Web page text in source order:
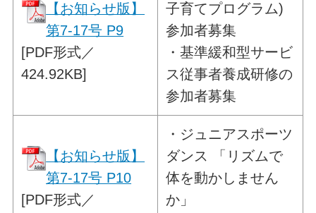
【お知らせ版】
第7-17号 P9
[PDF形式／
424.92KB]
子育てプログラム)
参加者募集
・基準緩和型サービ
ス従事者養成研修の
参加者募集
【お知らせ版】
第7-17号 P10
[PDF形式／
・ ジュニアスポーツ
ダンス
「リズムで
体を動かしません
か」